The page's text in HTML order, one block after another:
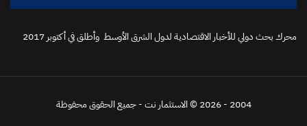
محرك بحث دولي للأخبار الاقتصادية لدول الشرق الأوسط وأطلق في أكتوبر 2017‬
2004 - 2026 © الاستثمار نت - جميع الحقوق محفوظة